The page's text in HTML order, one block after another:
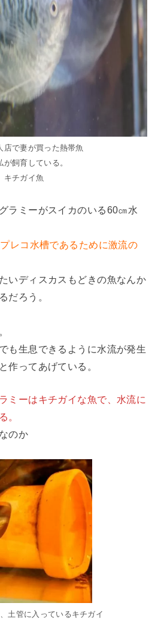
店で妻が買った熱帯魚
が飼育している。
キチガイ魚
ラミーがスイカのいる60㎝水
レコ水槽であるために激流の
いディスカスもどきの魚なんか
だろう。
も生息できるように水流が発生
作ってあげている。
ミーはキチガイな魚で、水流に
。
のか
土管に入っているキチガイ